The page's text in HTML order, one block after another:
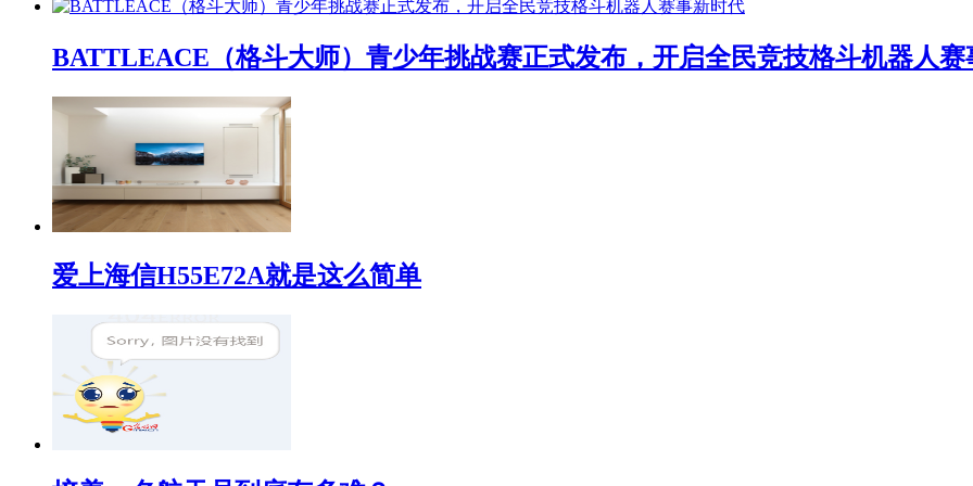
BATTLEACE（格斗大师）青少年挑战赛正式发布，开启全民竞技格斗机器人赛
爱上海信H55E72A就是这么简单